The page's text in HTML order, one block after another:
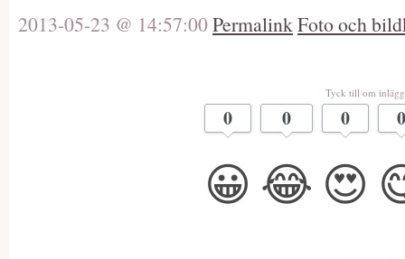
2013-05-23 @ 14:57:00PermalinkFoto och
Tyck till om
0
😀
0
😂
0
😍
0